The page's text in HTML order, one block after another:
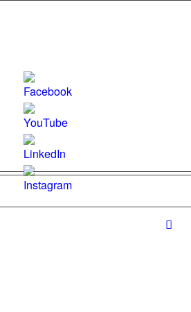
Set
Youtube
Channel